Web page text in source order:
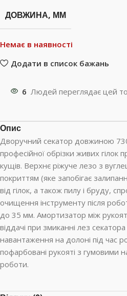
ДОВЖИНА, ММ
Немає в наявності
Додати в список бажань
6 Людей переглядає цей
Опис
Дворучний секатор довжиною
професійної обрізки живих гілок
кущів. Верхнє ріжуче лезо з
покриттям (яке запобігає
від гілок, а також пилу і бруду,
очищення інструменту після
до 35 мм. Амортизатор між
віддачі при змиканні лез
навантаження на долоні під час
пофарбовані рукояті з гумовими
роботи.